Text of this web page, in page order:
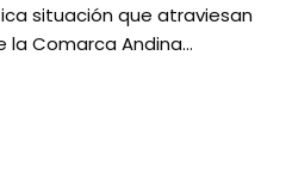
situación que atraviesan
la Comarca Andina…